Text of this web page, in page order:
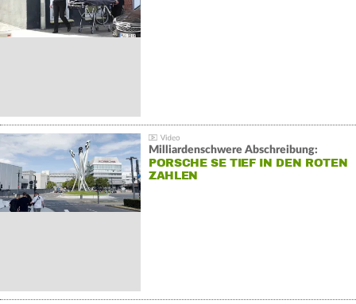
Milliardenschwere Abschreibung:
PORSCHE SE TIEF IN DEN ROTEN
ZAHLEN